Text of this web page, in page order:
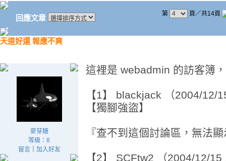
回應文章 第 頁／共14頁
天道好還 報應不爽
麥芽糖
等級：8
留言｜ 加入好友
這裡是 webadmin 的訪客簿
【1】 blackjack （2004/12/
【獨腳強盜】
『查不到這個討論區，無法
【2】 SCFtw2 （2004/12/